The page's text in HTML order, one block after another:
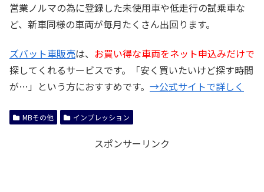
営業ノルマの為に登録した未使用車や低走行の試乗車な
ど、新車同様の車両が毎月たくさん出回ります。
ズバット車販売は、 お買い得な車両をネット申込みだけで
探してくれるサービスです。「安く買いたいけど探す時間
が…」という方におすすめです。 →公式サイトで詳しく
MBその他 インプレッション
スポンサーリンク